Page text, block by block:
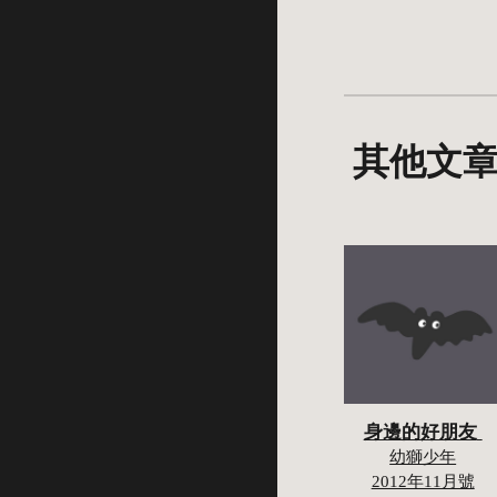
其他文
身邊的好朋友
幼獅少年
2012年11月號